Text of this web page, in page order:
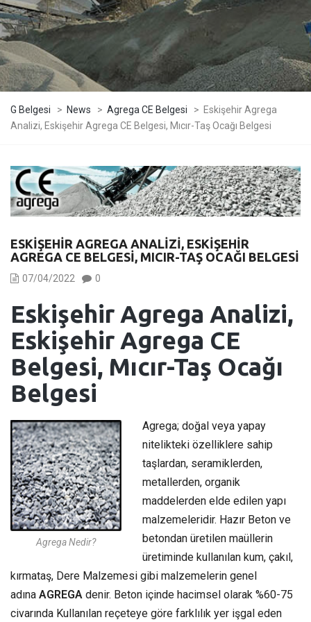
G Belgesi > News > Agrega CE Belgesi > Eskişehir Agrega
Analizi, Eskişehir Agrega CE Belgesi, Mıcır-Taş Ocağı Belgesi
ESKIŞEHIR AGREGA ANALIZI, ESKIŞEHIR
AGREGA CE BELGESI, MICIR-TAŞ OCAĞI BELGESI
07/04/2022 0
Eskişehir Agrega Analizi,
Eskişehir Agrega CE
Belgesi, Mıcır-Taş Ocağı
Belgesi
Agrega Nedir?
Agrega; doğal veya yapay
nitelikteki özelliklere sahip
taşlardan, seramiklerden,
metallerden, organik
maddelerden elde edilen yapı
malzemeleridir. Hazır Beton ve
betondan üretilen maüllerin
üretiminde kullanılan kum, çakıl,
kırmataş, Dere Malzemesi gibi malzemelerin genel
adına AGREGA denir. Beton içinde hacimsel olarak %60-75
civarında Kullanılan reçeteye göre farklılık yer işgal eden